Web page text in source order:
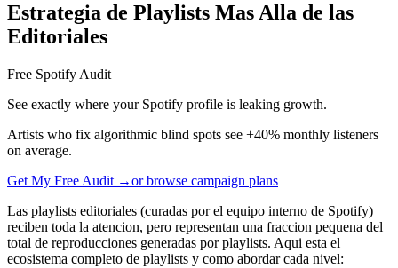
Estrategia de Playlists Mas Alla de las
Editoriales
Free Spotify Audit
See exactly where your Spotify profile is leaking growth.
Artists who fix algorithmic blind spots see +40% monthly listeners
on average.
Get My Free Audit →or browse campaign plans
Las playlists editoriales (curadas por el equipo interno de Spotify)
reciben toda la atencion, pero representan una fraccion pequena del
total de reproducciones generadas por playlists. Aqui esta el
ecosistema completo de playlists y como abordar cada nivel: